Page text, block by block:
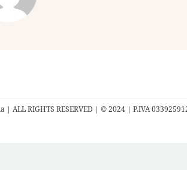
| ALL RIGHTS RESERVED | © 2024 | P.IVA